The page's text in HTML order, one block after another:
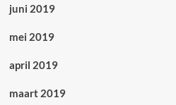
juni 2019
mei 2019
april 2019
maart 2019